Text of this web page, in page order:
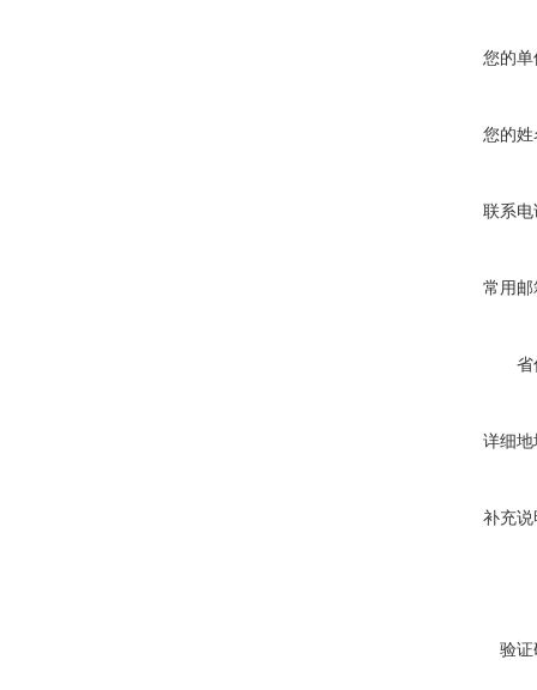
您的单
您的姓
联系电
常用邮
省
详细地
补充说
验证